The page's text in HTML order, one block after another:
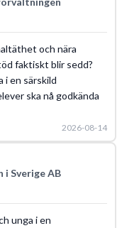
och nära
faktiskt blir sedd?
i en särskild
ska nå godkända
2026-08-14
i Sverige AB
unga i en